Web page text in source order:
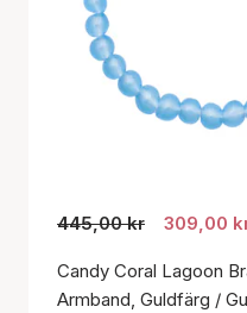
445,00 kr 309,00
Candy Coral Lagoon
Armband, Guldfärg /